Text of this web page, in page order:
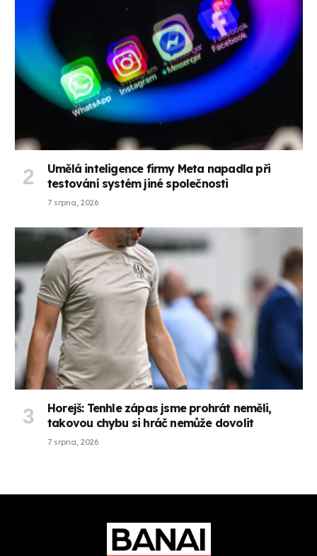
Umělá inteligence firmy Meta napadla při
testování systém jiné společnosti
7 srpna, 2026
Horejš: Tenhle zápas jsme prohrát neměli,
takovou chybu si hráč nemůže dovolit
7 srpna, 2026